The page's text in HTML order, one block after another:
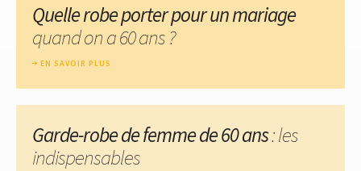
Quelle robe porter pour un mariage
quand on a 60 ans ?
EN SAVOIR PLUS
Garde-robe de femme de 60 ans: les
indispensables